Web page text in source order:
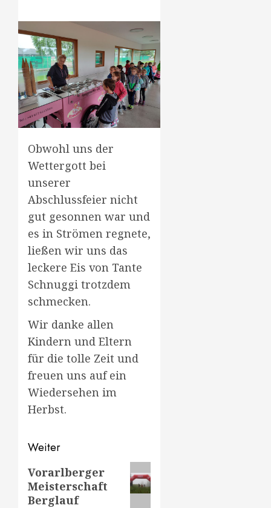
Obwohl uns der
Wettergott bei
unserer
Abschlussfeier nicht
gut gesonnen war und
es in Strömen regnete,
ließen wir uns das
leckere Eis von Tante
Schnuggi trotzdem
schmecken.
Wir danke allen
Kindern und Eltern
für die tolle Zeit und
freuen uns auf ein
Wiedersehen im
Herbst.
Beitragsnavigation
Weiter
Nächster
Beitrag:
Vorarlberger
Meisterschaft
Berglauf